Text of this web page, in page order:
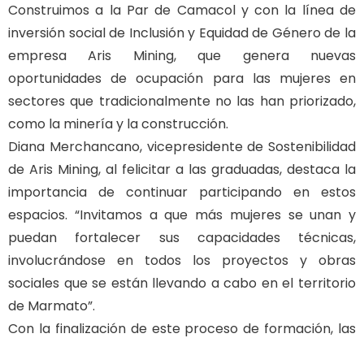
Construimos a la Par de Camacol y con la línea de
inversión social de Inclusión y Equidad de Género de la
empresa Aris Mining, que genera nuevas
oportunidades de ocupación para las mujeres en
sectores que tradicionalmente no las han priorizado,
como la minería y la construcción.
Diana Merchancano, vicepresidente de Sostenibilidad
de Aris Mining, al felicitar a las graduadas, destaca la
importancia de continuar participando en estos
espacios. “Invitamos a que más mujeres se unan y
puedan fortalecer sus capacidades técnicas,
involucrándose en todos los proyectos y obras
sociales que se están llevando a cabo en el territorio
de Marmato”.
Con la finalización de este proceso de formación, las